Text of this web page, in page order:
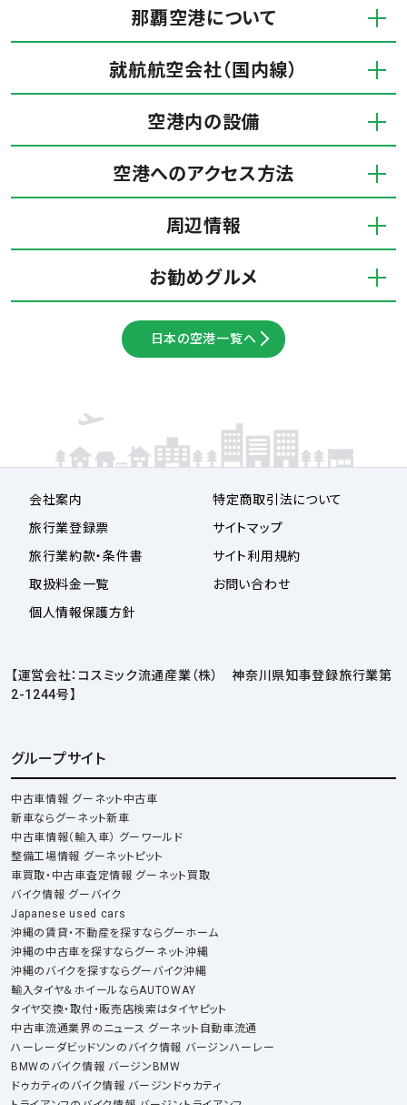
那覇空港について
就航航空会社（国内線）
空港内の設備
空港へのアクセス方法
周辺情報
お勧めグルメ
日本の空港一覧へ
会社案内
旅行業登録票
旅行業約款・条件書
取扱料金一覧
個人情報保護方針
特定商取引法について
サイトマップ
サイト利用規約
お問い合わせ
【運営会社：コスミック流通産業（株） 神奈川県知事登録旅行業第
2-1244号】
グループサイト
中古車情報 グーネット中古車
新車ならグーネット新車
中古車情報（輸入車） グーワールド
整備工場情報 グーネットピット
車買取・中古車査定情報 グーネット買取
バイク情報 グーバイク
Japanese used cars
沖縄の賃貸・不動産を探すならグーホーム
沖縄の中古車を探すならグーネット沖縄
沖縄のバイクを探すならグーバイク沖縄
輸入タイヤ＆ホイールならAUTOWAY
タイヤ交換・取付・販売店検索はタイヤピット
中古車流通業界のニュース グーネット自動車流通
ハーレーダビッドソンのバイク情報 バージンハーレー
BMWのバイク情報 バージンBMW
ドゥカティのバイク情報 バージンドゥカティ